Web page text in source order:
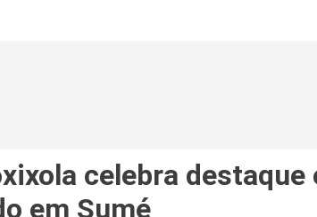
celebra destaque
em Sumé